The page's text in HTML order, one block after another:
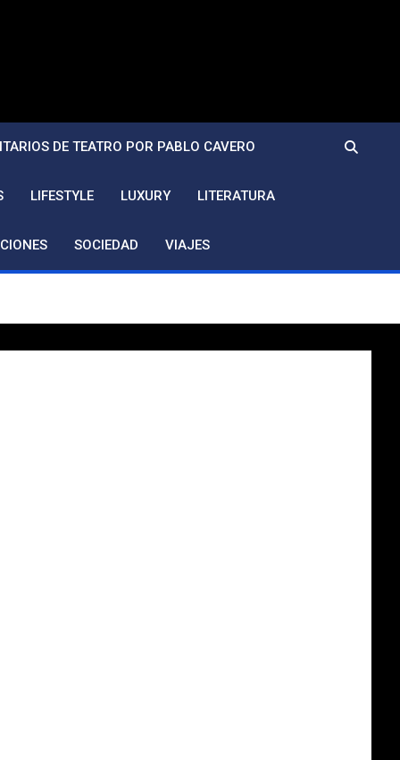
DE TEATRO POR PABLO CAVERO
LIFESTYLE LUXURY LITERATURA
SOCIEDAD VIAJES